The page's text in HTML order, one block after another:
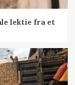
lektie fra et